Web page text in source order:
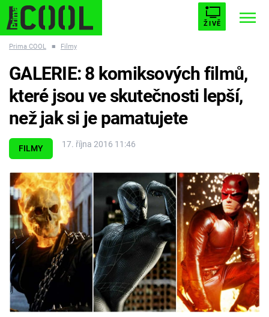
ŽIVĚ
ESCAPE PLNEJ KOTEL AVENGERS 5
Témata
Filmy
Seriály
Hry
Cool Esport
Pořady
Prima COOL ■ Filmy
FILMY 17. října 2016 11:46
GALERIE: 8 komiksových filmů,
které jsou ve skutečnosti lepší,
než jak si je pamatujete